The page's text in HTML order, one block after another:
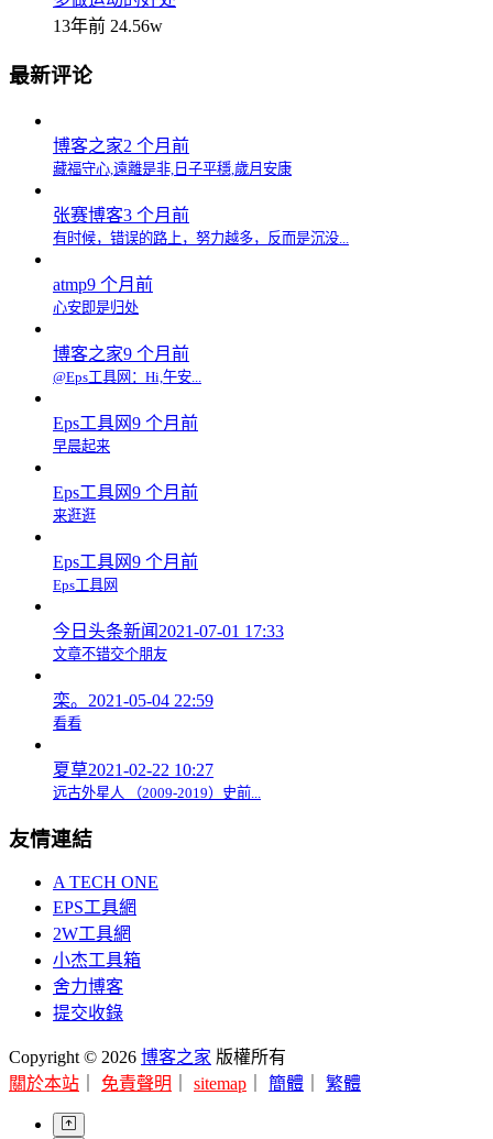
13年前 24.56w
最新评论
博客之家2 个月前
藏福守心,遠離是非,日子平穩,歲月安康
张赛博客3 个月前
有时候，错误的路上，努力越多，反而是沉没...
atmp9 个月前
心安即是归处
博客之家9 个月前
@Eps工具网：Hi,午安...
Eps工具网9 个月前
早晨起来
Eps工具网9 个月前
来逛逛
Eps工具网9 个月前
Eps工具网
今日头条新闻 2021-07-01 17:33
文章不错交个朋友
栾。 2021-05-04 22:59
看看
夏草2021-02-22 10:27
远古外星人 （2009-2019）史前...
友情連結
A TECH ONE
EPS工具網
2W工具網
小杰工具箱
舍力博客
提交收錄
Copyright © 2026 博客之家 版權所有
關於本站
免責聲明 sitemap 簡體 繁體